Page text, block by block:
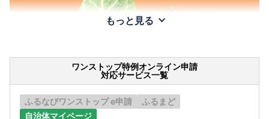
もっと見る
ワンストップ特例オンライン申請
対応サービス一覧
ふるなびワンストップ e申請
ふるまど
自治体マイページ